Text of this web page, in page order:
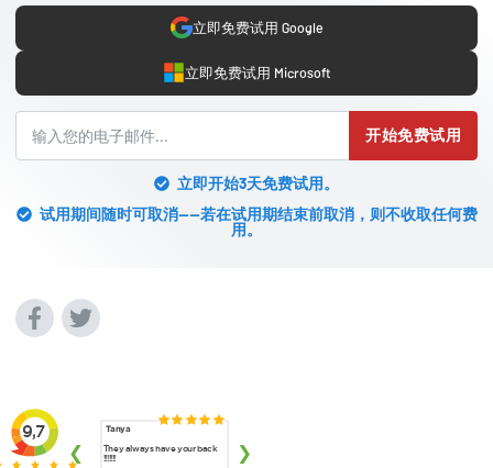
立即免费试用 Google
立即免费试用 Microsoft
开始免费试用
立即开始3天免费试用。
试用期间随时可取消——若在试用期结束前取消，则不收取任何费
用。